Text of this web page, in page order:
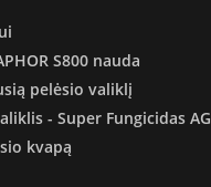
S800 nauda
pelėsio valiklį
- Super Fungicidas AG
kvapą